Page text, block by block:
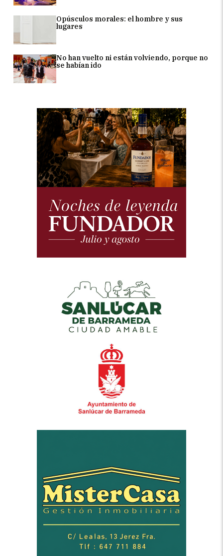
Opúsculos morales: el hombre y sus
lugares
No han vuelto ni están volviendo, porque no
se habían ido